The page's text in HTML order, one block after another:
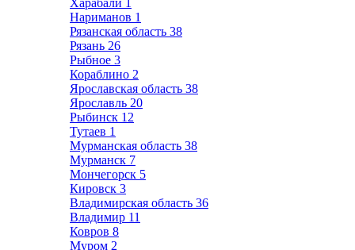
Харабали 1
Нариманов 1
Рязанская область 38
Рязань 26
Рыбное 3
Кораблино 2
Ярославская область 38
Ярославль 20
Рыбинск 12
Тутаев 1
Мурманская область 38
Мурманск 7
Мончегорск 5
Кировск 3
Владимирская область 36
Владимир 11
Ковров 8
Муром 2